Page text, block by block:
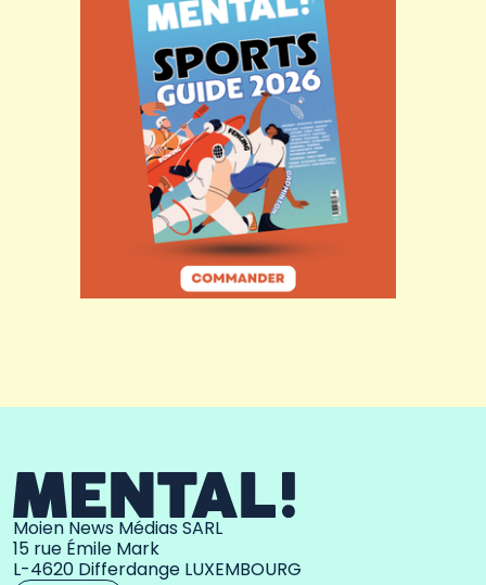
Moien News Médias SARL
15 rue Émile Mark
L-4620 Differdange LUXEMBOURG